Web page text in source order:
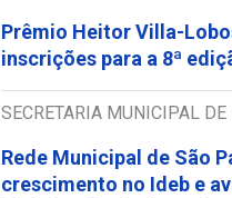
Prêmio Heitor Villa-
inscrições para a 8ª
SECRETARIA MUNICIPAL DE
Rede Municipal de São
crescimento no Ideb e